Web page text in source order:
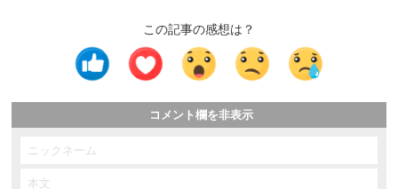
この記事の感想は？
コメント欄を非表示